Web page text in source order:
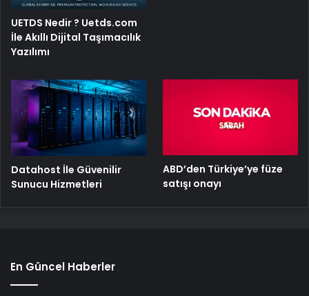
UETDS Nedir ? Uetds.com
İle Akıllı Dijital Taşımacılık
Yazılımı
Datahost İle Güvenilir
Sunucu Hizmetleri
ABD’den Türkiye’ye füze
satışı onayı
En Güncel Haberler